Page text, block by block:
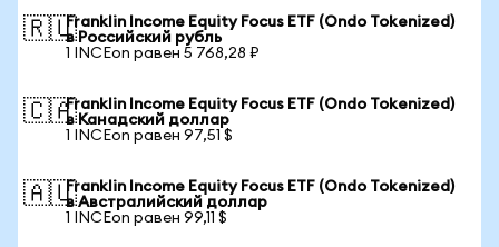
🇷🇺Franklin Income Equity Focus ETF (Ondo Tokenized)
в Российский рубль
1 INCEon равен 5 768,28 ₽
🇨🇦Franklin Income Equity Focus ETF (Ondo Tokenized)
в Канадский доллар
1 INCEon равен 97,51 $
🇦🇺Franklin Income Equity Focus ETF (Ondo Tokenized)
в Австралийский доллар
1 INCEon равен 99,11 $